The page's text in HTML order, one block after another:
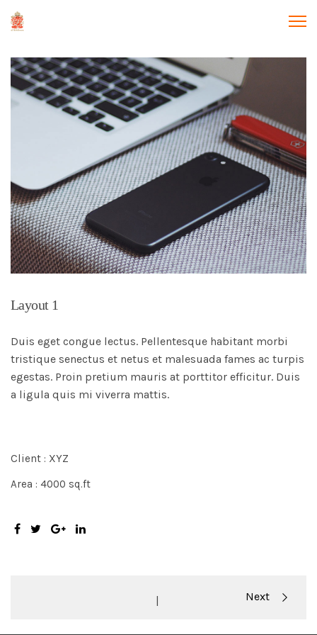
Layout 1
Duis eget congue lectus. Pellentesque habitant morbi
tristique senectus et netus et malesuada fames ac turpis
egestas. Proin pretium mauris at porttitor efficitur. Duis
a ligula quis mi viverra mattis.
Client : XYZ
Area : 4000 sq.ft
| Next